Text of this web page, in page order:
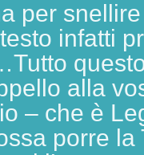
per
infatti
alla
– che è
porre la